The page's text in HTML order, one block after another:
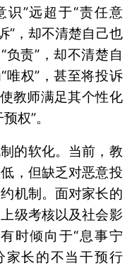
识”远超于“责任意
”，却不清楚自己也
负责”，却不清楚自
唯权”，甚至将投诉
教师满足其个性化
权”。
的软化。当前，教
，但缺乏对恶意投
机制。面对家长的
级考核以及社会影
时倾向于“息事宁
家长的不当干预行